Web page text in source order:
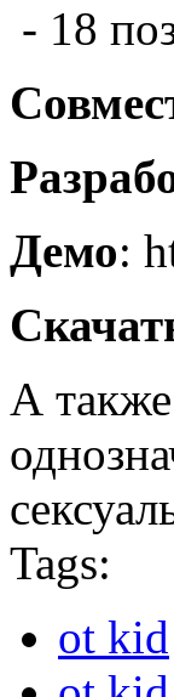
- 18
Демо:
А
Tags:
ot kid